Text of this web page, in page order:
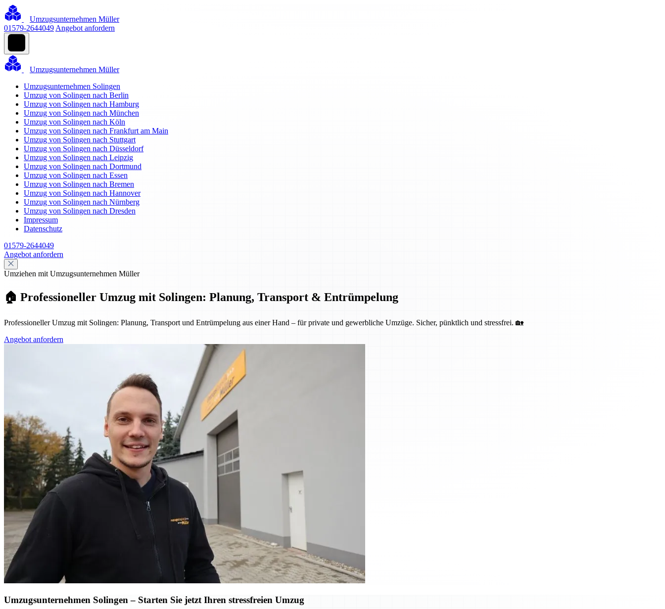
Umzugsunternehmen Müller
01579-2644049 Angebot anfordern
Umzugsunternehmen Müller
Umzugsunternehmen Solingen
Umzug von Solingen nach Berlin
Umzug von Solingen nach Hamburg
Umzug von Solingen nach München
Umzug von Solingen nach Köln
Umzug von Solingen nach Frankfurt am Main
Umzug von Solingen nach Stuttgart
Umzug von Solingen nach Düsseldorf
Umzug von Solingen nach Leipzig
Umzug von Solingen nach Dortmund
Umzug von Solingen nach Essen
Umzug von Solingen nach Bremen
Umzug von Solingen nach Hannover
Umzug von Solingen nach Nürnberg
Umzug von Solingen nach Dresden
Impressum
Datenschutz
01579-2644049
Angebot anfordern
Umziehen mit Umzugsunternehmen Müller
🏠 Professioneller Umzug mit Solingen: Planung, Transport & Entrümpelung
Professioneller Umzug mit Solingen: Planung, Transport und Entrümpelung aus einer Hand – für private und gewerbliche Umzüge. Sicher, pünktlich und stressfrei. 🏡
Angebot anfordern
Umzugsunternehmen Solingen – Starten Sie jetzt Ihren stressfreien Umzug